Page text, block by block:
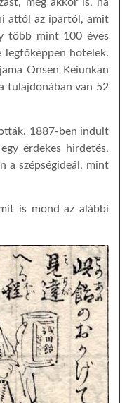
még akkor is, ha
attól az ipartól, amit
több mint 100 éves
hotelek.
jama Onsen Keiunkan
tulajdonában van 52
1887-ben indult
érdekes hirdetés,
a szépségideál, mint
is mond az alábbi